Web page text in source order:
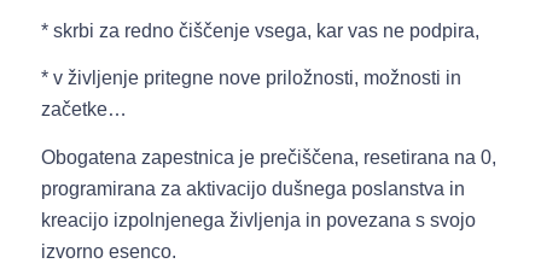
* skrbi za redno čiščenje vsega, kar vas ne podpira,
* v življenje pritegne nove priložnosti, možnosti in
začetke…
Obogatena zapestnica je prečiščena, resetirana na 0,
programirana za aktivacijo dušnega poslanstva in
kreacijo izpolnjenega življenja in povezana s svojo
izvorno esenco.